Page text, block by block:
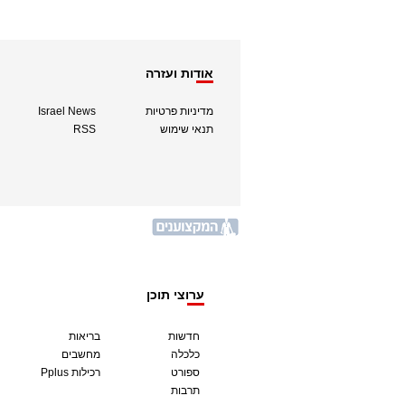
אודות ועזרה
מדיניות פרטיות
תנאי שימוש
Israel News
RSS
ערוצי תוכן
חדשות
כלכלה
ספורט
תרבות
בריאות
מחשבים
Pplus רכילות